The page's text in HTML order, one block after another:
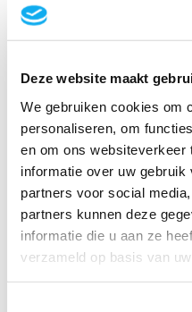
Deze website maakt
We gebruiken cookies om
personaliseren, om
en om ons websiteverkeer
informatie over uw
partners voor social
partners kunnen deze
informatie die u aan ze
verzameld op basis van
Productomschrijving
Specificaties
Reviews
Gerelateerde producten
Neomounts
en USB-C en